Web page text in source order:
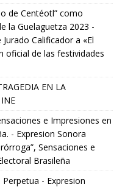
de Centéotl” como
la Guelaguetza 2023 -
Jurado Calificador a «El
oficial de las festividades
EN LA
e Impresiones en
- Expresion Sonora
Sensaciones e
Brasileña
- Expresion